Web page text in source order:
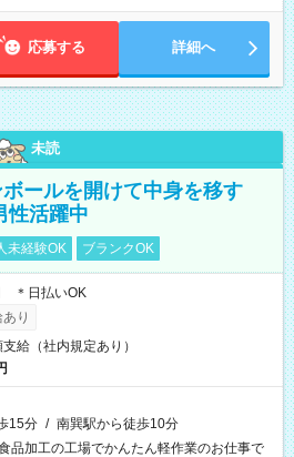
応募する 詳細へ
未読
ールを開けて中身を移す
性活躍中
未経験OK ブランクOK
＊日払いOK
り
給（社内規定あり）
15分 / 南巽駅から徒歩10分
品加工の工場でかんたん軽作業のお仕事で